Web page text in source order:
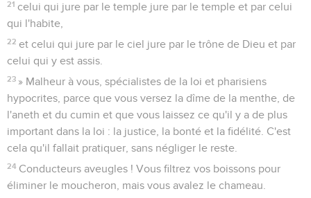
21 celui qui jure par le temple jure par le temple et par celui
qui l'habite,
22 et celui qui jure par le ciel jure par le trône de Dieu et par
celui qui y est assis.
23 » Malheur à vous, spécialistes de la loi et pharisiens
hypocrites, parce que vous versez la dîme de la menthe, de
l'aneth et du cumin et que vous laissez ce qu'il y a de plus
important dans la loi : la justice, la bonté et la fidélité. C'est
cela qu'il fallait pratiquer, sans négliger le reste.
24 Conducteurs aveugles ! Vous filtrez vos boissons pour
éliminer le moucheron, mais vous avalez le chameau.